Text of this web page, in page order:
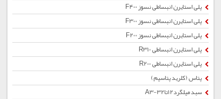
پلی استایرن انبساطی نسوز F400
پلی استایرن انبساطی نسوز F300
پلی استایرن انبساطی نسوز F200
پلی استایرن انبساطی R310
پلی استایرن انبساطی R200
پتاس (کلرید پتاسیم)
سبد میلگرد12تا32-A3